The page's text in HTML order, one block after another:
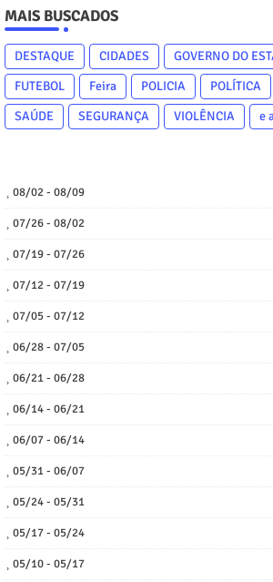
MAIS BUSCADOS
DESTAQUE CIDADES GOVERNO DO
FUTEBOL
Feira POLICIA POLÍTICA
SAÚDE
SEGURANÇA VIOLÊNCIA e
08/02 - 08/09
07/26 - 08/02
07/19 - 07/26
07/12 - 07/19
07/05 - 07/12
06/28 - 07/05
06/21 - 06/28
06/14 - 06/21
06/07 - 06/14
05/31 - 06/07
05/24 - 05/31
05/17 - 05/24
05/10 - 05/17